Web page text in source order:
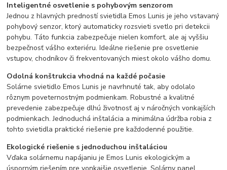
Inteligentné osvetlenie s pohybovým senzorom
Jednou z hlavných predností svietidla Emos Lunis je jeho vstavaný
pohybový senzor, ktorý automaticky rozsvieti svetlo pri detekcii
pohybu. Táto funkcia zabezpečuje nielen komfort, ale aj vyššiu
bezpečnosť vášho exteriéru. Ideálne riešenie pre osvetlenie
vstupov, chodníkov či frekventovaných miest okolo vášho domu.
Odolná konštrukcia vhodná na každé počasie
Solárne svietidlo Emos Lunis je navrhnuté tak, aby odolalo
rôznym poveternostným podmienkam. Robustné a kvalitné
prevedenie zabezpečuje dlhú životnosť aj v náročných vonkajších
podmienkach. Jednoduchá inštalácia a minimálna údržba robia z
tohto svietidla praktické riešenie pre každodenné použitie.
Ekologické riešenie s jednoduchou inštaláciou
Vďaka solárnemu napájaniu je Emos Lunis ekologickým a